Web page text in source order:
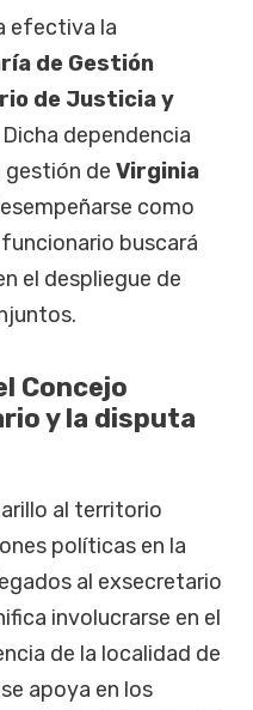
efectiva la
de Gestión
de Justicia y
Dicha dependencia
gestión de Virginia
como
funcionario buscará
el despliegue de
Concejo
y la disputa
al territorio
políticas en la
al exsecretario
involucrarse en el
de la localidad de
apoya en los